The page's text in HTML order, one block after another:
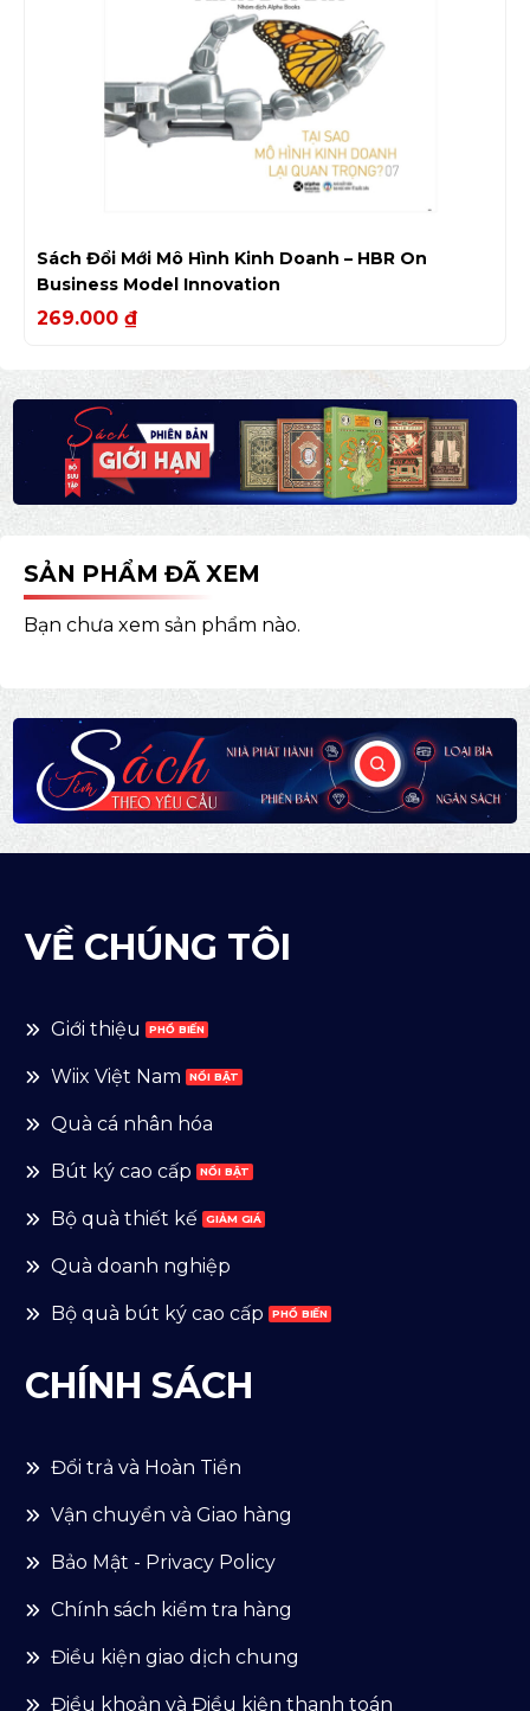
Sách Đổi Mới Mô Hình Kinh Doanh – HBR On
Business Model Innovation
269.000 ₫
SẢN PHẨM ĐÃ XEM
Bạn chưa xem sản phẩm nào.
VỀ CHÚNG TÔI
Giới thiệu
Wiix Việt Nam
Quà cá nhân hóa
Bút ký cao cấp
Bộ quà thiết kế
Quà doanh nghiệp
Bộ quà bút ký cao cấp
CHÍNH SÁCH
Đổi trả và Hoàn Tiền
Vận chuyển và Giao hàng
Bảo Mật - Privacy Policy
Chính sách kiểm tra hàng
Điều kiện giao dịch chung
Điều khoản và Điều kiện thanh toán